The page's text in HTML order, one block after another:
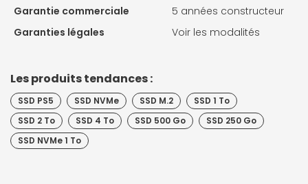
Garantie commerciale
5 années constructeur
Garanties légales
Voir les modalités
Les produits tendances :
SSD PS5 SSD NVMe SSD M.2
SSD 1 To
SSD 2 To
SSD 4 To SSD 500 Go
SSD 250 Go
SSD NVMe 1 To